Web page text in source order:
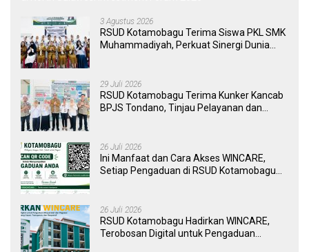
3 Agustus 2026
RSUD Kotamobagu Terima Siswa PKL SMK
Muhammadiyah, Perkuat Sinergi Dunia
29 Juli 2026
RSUD Kotamobagu Terima Kunker Kancab
BPJS Tondano, Tinjau Pelayanan dan
26 Juli 2026
Ini Manfaat dan Cara Akses WINCARE,
Setiap Pengaduan di RSUD Kotamobagu
26 Juli 2026
RSUD Kotamobagu Hadirkan WINCARE,
Terobosan Digital untuk Pengaduan